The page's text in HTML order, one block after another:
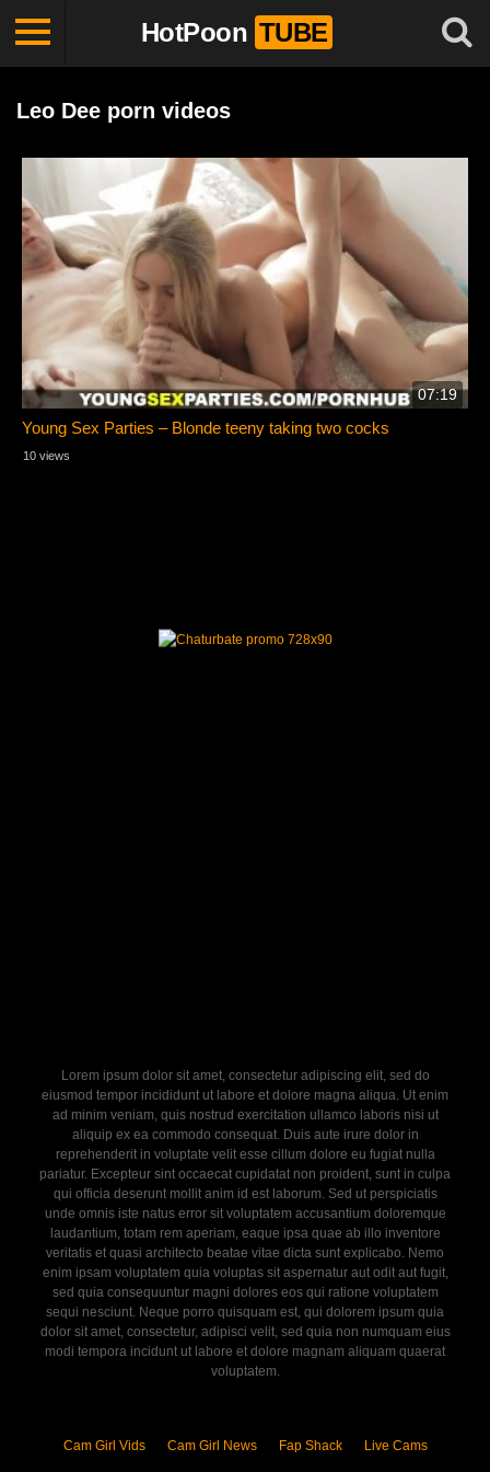
HotPoon TUBE
Leo Dee porn videos
07:19
Young Sex Parties – Blonde teeny taking two cocks
10 views
Lorem ipsum dolor sit amet, consectetur adipiscing elit, sed do
eiusmod tempor incididunt ut labore et dolore magna aliqua. Ut enim
ad minim veniam, quis nostrud exercitation ullamco laboris nisi ut
aliquip ex ea commodo consequat. Duis aute irure dolor in
reprehenderit in voluptate velit esse cillum dolore eu fugiat nulla
pariatur. Excepteur sint occaecat cupidatat non proident, sunt in culpa
qui officia deserunt mollit anim id est laborum. Sed ut perspiciatis
unde omnis iste natus error sit voluptatem accusantium doloremque
laudantium, totam rem aperiam, eaque ipsa quae ab illo inventore
veritatis et quasi architecto beatae vitae dicta sunt explicabo. Nemo
enim ipsam voluptatem quia voluptas sit aspernatur aut odit aut fugit,
sed quia consequuntur magni dolores eos qui ratione voluptatem
sequi nesciunt. Neque porro quisquam est, qui dolorem ipsum quia
dolor sit amet, consectetur, adipisci velit, sed quia non numquam eius
modi tempora incidunt ut labore et dolore magnam aliquam quaerat
voluptatem.
Cam Girl Vids Cam Girl News Fap Shack Live Cams